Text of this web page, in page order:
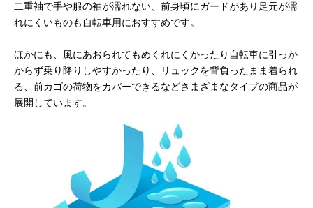
二重袖で手や服の袖が濡れない、前身頃にガードがあり足元が濡
れにくいものも自転車用におすすめです。
ほかにも、風にあおられてもめくれにくかったり自転車に引っか
からず乗り降りしやすかったり、リュックを背負ったまま着られ
る、前カゴの荷物をカバーできるなどさまざまなタイプの商品が
展開しています。